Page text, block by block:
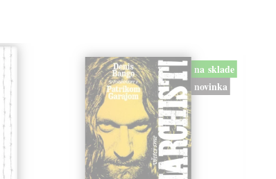
na sklade
novinka